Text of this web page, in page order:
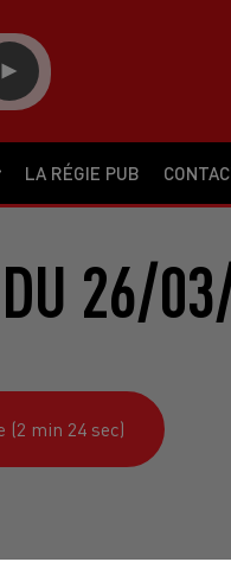
LA RÉGIE PUB
DU 26/
(2 min 24 sec)